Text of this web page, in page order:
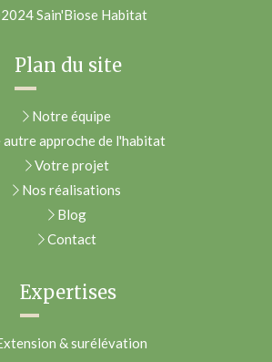
Sain'Biose Habitat
Plan du site
Notre équipe
autre approche de l'habitat
Votre projet
Nos réalisations
Blog
Contact
Expertises
& surélévation